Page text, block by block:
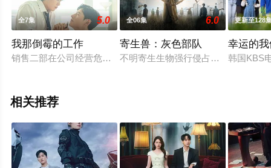
全7集 5.0
我那倒霉的工作
销售二部在公司经营危机中收到了解散通知。独自一人留下的
全06集 6.0
寄生兽：灰色部队
不明寄生生物强行侵占人类宿主的身
更新至128
幸运的
韩国KBS
相关推荐